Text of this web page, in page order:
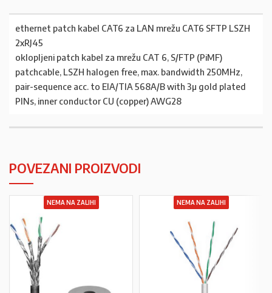
ethernet patch kabel CAT6 za LAN mrežu CAT6 SFTP LSZH
2xRJ45
oklopljeni patch kabel za mrežu CAT 6, S/FTP (PiMF)
patchcable, LSZH halogen free, max. bandwidth 250MHz,
pair-sequence acc. to EIA/TIA 568A/B with 3µ gold plated
PINs, inner conductor CU (copper) AWG28
POVEZANI PROIZVODI
NEMA NA ZALIHI NEMA NA ZALIHI